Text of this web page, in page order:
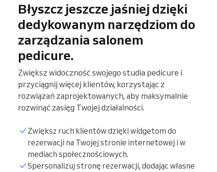
Błyszcz jeszcze jaśniej dzięki
dedykowanym narzędziom do
zarządzania salonem
pedicure.
Zwiększ widoczność swojego studia pedicure i
przyciągnij więcej klientów, korzystając z
rozwiązań zaprojektowanych, aby maksymalnie
rozwinąć zasięg Twojej działalności.
Zwiększ ruch klientów dzięki widgetom do
rezerwacji na Twojej stronie internetowej i w
mediach społecznościowych.
Spersonalizuj stronę rezerwacji, dodając własne